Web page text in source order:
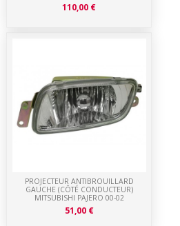
PROJECTEUR ANTIBROUILLARD
GAUCHE (CÔTÉ CONDUCTEUR)
MITSUBISHI PAJERO 00-02
51,00 €
110,00 €